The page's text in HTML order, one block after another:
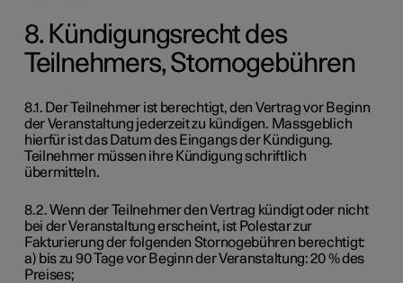
8. Kündigungsrecht des
Teilnehmers, Stornogebühren
8.1. Der Teilnehmer ist berechtigt, den Vertrag vor Beginn
der Veranstaltung jederzeit zu kündigen. Massgeblich
hierfür ist das Datum des Eingangs der Kündigung.
Teilnehmer müssen ihre Kündigung schriftlich
übermitteln.
8.2. Wenn der Teilnehmer den Vertrag kündigt oder nicht
bei der Veranstaltung erscheint, ist Polestar zur
Fakturierung der folgenden Stornogebühren berechtigt:
a) bis zu 90 Tage vor Beginn der Veranstaltung: 20 % des
Preises;